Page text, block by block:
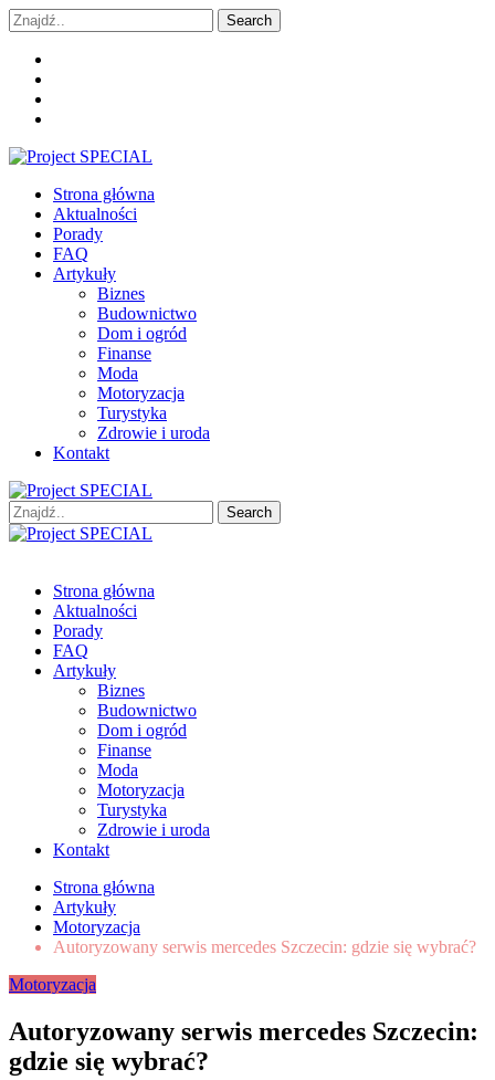
Skip
to
navigation
Skip
to
content
Search
for:
Project SPECIAL
Wyspecjalizowane publikacje
Strona główna
Aktualności
Porady
FAQ
Artykuły
Biznes
Budownictwo
Dom i ogród
Finanse
Moda
Motoryzacja
Turystyka
Zdrowie i uroda
Kontakt
Search
for:
Strona główna
Aktualności
Porady
FAQ
Artykuły
Biznes
Budownictwo
Dom i ogród
Finanse
Moda
Motoryzacja
Turystyka
Zdrowie i uroda
Kontakt
Strona główna
Artykuły
Motoryzacja
Autoryzowany serwis mercedes Szczecin: gdzie się wybrać?
Motoryzacja
Autoryzowany serwis mercedes Szczecin:
gdzie się wybrać?